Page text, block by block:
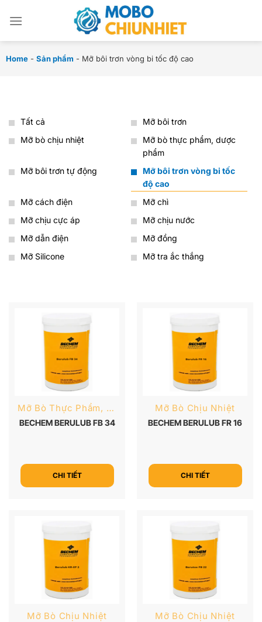
đến
Home - Sản phẩm - Mỡ bôi trơn vòng bi tốc độ cao
Tất cả
Mỡ bôi trơn
Mỡ bò chịu nhiệt
Mỡ bò thực phẩm, dược
phẩm
Mỡ bôi trơn tự động
Mỡ bôi trơn vòng bi tốc
độ cao
Mỡ cách điện
Mỡ chì
Mỡ chịu cực áp
Mỡ chịu nước
Mỡ dẫn điện
Mỡ đồng
Mỡ Silicone
Mỡ tra ắc thắng
Mỡ Bò Thực Phẩm, Dược Phẩm
BECHEM BERULUB FB 34
CHI TIẾT
Mỡ Bò Chịu Nhiệt
BECHEM BERULUB FR 16
CHI TIẾT
Mỡ Bò Chịu Nhiệt Mỡ Bò Chịu Nhiệt